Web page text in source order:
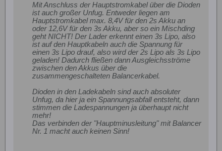
Mit Anschluss der Hauptstromkabel über die Dioden
ist auch großer Unfug. Entweder liegen am
Hauptstromkabel max. 8,4V für den 2s Akku an
oder 12,6V für den 3s Akku, aber so ein Mischding
geht NICHT! Der Lader erkennt einen 3s Lipo, also
ist auf den Hauptkabeln auch die Spannung für
einen 3s Lipo drauf, also wird der 2s Lipo als 3s Lipo
geladen! Dadurch fließen dann Ausgleichsströme
zwischen den Akkus über die
zusammengeschalteten Balancerkabel.
Dioden in den Ladekabeln sind auch absoluter
Unfug, da hier ja ein Spannungsabfall entsteht, dann
stimmen die Ladespannungen ja überhaupt nicht
mehr!
Das verbinden der "Hauptminusleitung" mit Balancer
Nr. 1 macht auch keinen Sinn!